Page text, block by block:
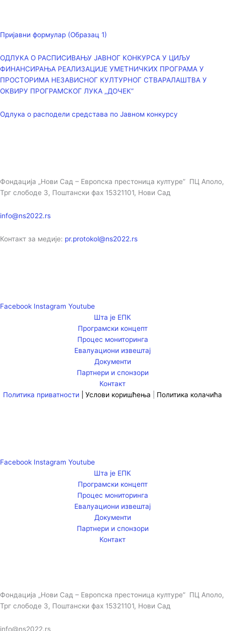
Пријавни формулар (Образац 1)
ОДЛУКА О РАСПИСИВАЊУ ЈАВНОГ КОНКУРСА У ЦИЉУ
ФИНАНСИРАЊА РЕАЛИЗАЦИЈЕ УМЕТНИЧКИХ ПРОГРАМА У
ПРОСТОРИМА НЕЗАВИСНОГ КУЛТУРНОГ СТВАРАЛАШТВА У
ОКВИРУ ПРОГРАМСКОГ ЛУКА „ДОЧЕК”
Одлука о расподели средстава по Јавном конкурсу
Фондација „Нови Сад – Европска престоница културе” ПЦ Аполо,
Трг слободе 3, Поштански фах 15321101, Нови Сад
info@ns2022.rs
Контакт за медије: pr.protokol@ns2022.rs
Facebook Instagram Youtube
Шта је ЕПК
Програмски концепт
Процес мониторинга
Евалуациони извештај
Документи
Партнери и спонзори
Контакт
Политика приватности
Услови коришћења Политика колачића
Facebook Instagram Youtube
Шта је ЕПК
Програмски концепт
Процес мониторинга
Евалуациони извештај
Документи
Партнери и спонзори
Контакт
Фондација „Нови Сад – Европска престоница културе” ПЦ Аполо,
Трг слободе 3, Поштански фах 15321101, Нови Сад
info@ns2022.rs